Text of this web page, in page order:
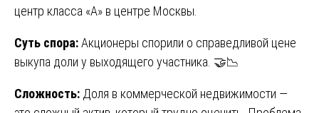
центр класса «А» в центре Москвы.
Суть спора:Акционеры спорили о справедливой цене
выкупа доли у выходящего участника. 🤝📉
Сложность: Доля в коммерческой недвижимости —